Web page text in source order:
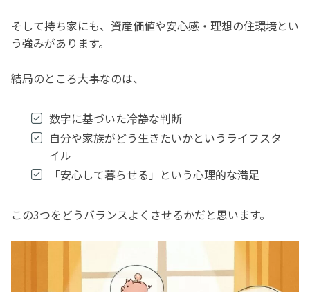
そして持ち家にも、資産価値や安心感・理想の住環境とい
う強みがあります。
結局のところ大事なのは、
数字に基づいた冷静な判断
自分や家族がどう生きたいかというライフスタ
イル
「安心して暮らせる」という心理的な満足
この3つをどうバランスよくさせるかだと思います。